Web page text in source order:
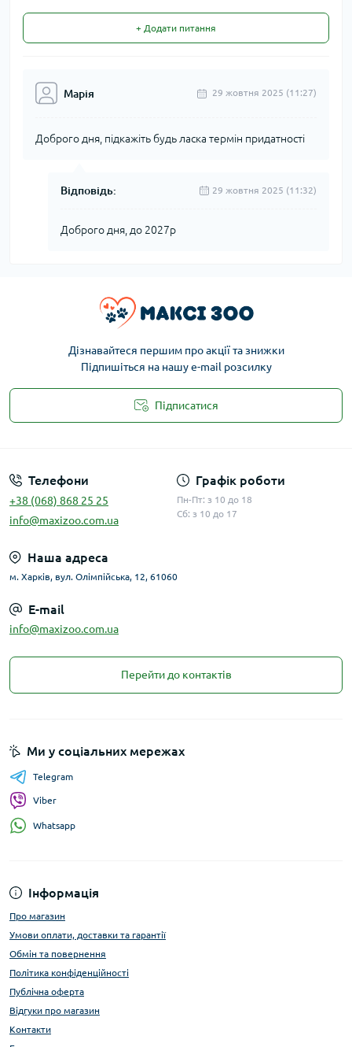
+ Додати питання
Марія 29 жовтня 2025 (11:27)
Доброго дня, підкажіть будь ласка термін придатності
Відповідь: 29 жовтня 2025 (11:32)
Доброго дня, до 2027р
Дізнавайтеся першим про акції та знижки
Підпишіться на нашу e-mail розсилку
Підписатися
Телефони
+38 (068) 868 25 25
info@maxizoo.com.ua
Графік роботи
Пн-Пт: з 10 до 18
Сб: з 10 до 17
Наша адреса
м. Харків, вул. Олімпійська, 12, 61060
E-mail
info@maxizoo.com.ua
Перейти до контактів
Інформація
Про магазин
Умови оплати, доставки та гарантії
Обмін та повернення
Політика конфіденційності
Публічна оферта
Відгуки про магазин
Контакти
Ми у соціальних мережах
Telegram
Viber
Whatsapp